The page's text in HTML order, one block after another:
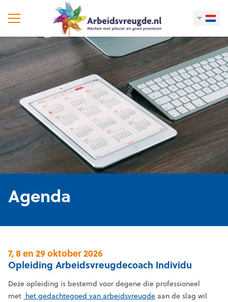
Agenda
7, 8 en 29 oktober 2026
Opleiding Arbeidsvreugdecoach Individu
Deze opleiding is bestemd voor degene die professioneel
met het gedachtegoed van arbeidsvreugde aan de slag wil